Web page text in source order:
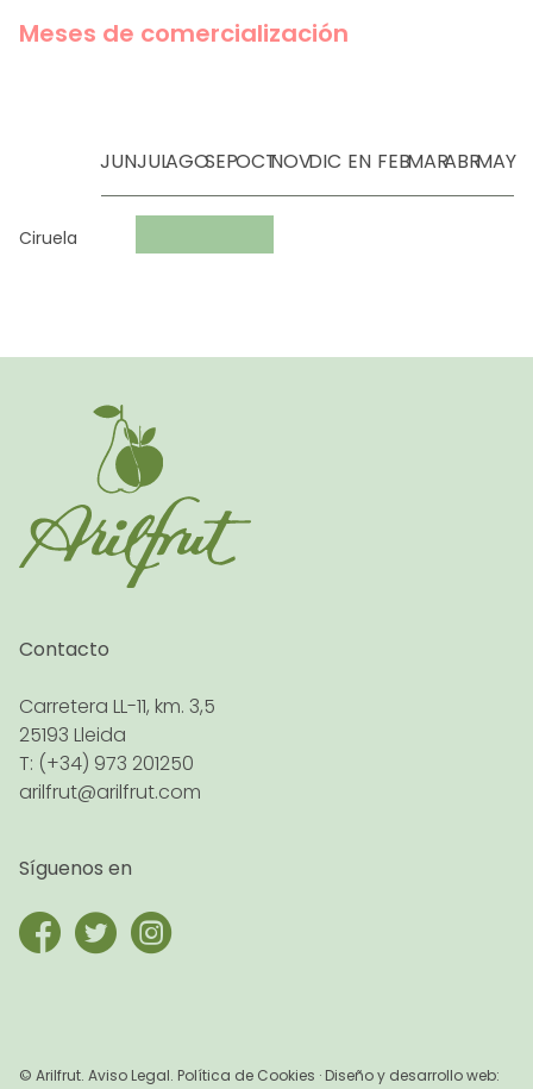
Meses de comercialización
JUNJULAGOSEPOCTNOVDIC EN FEBMARABRMAY
Ciruela
Contacto
Carretera LL-11, km. 3,5
25193 Lleida
T: (+34) 973 201250
arilfrut@arilfrut.com
Síguenos en
© Arilfrut. Aviso Legal. Política de Cookies · Diseño y desarrollo web: